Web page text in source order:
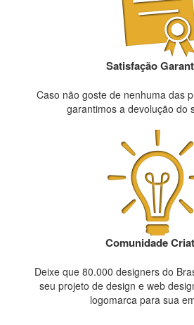
Satisfação
Caso não goste de nenhuma das
garantimos a devolução do
Comunidade
Deixe que 80.000 designers do
seu projeto de design e web
logomarca para sua